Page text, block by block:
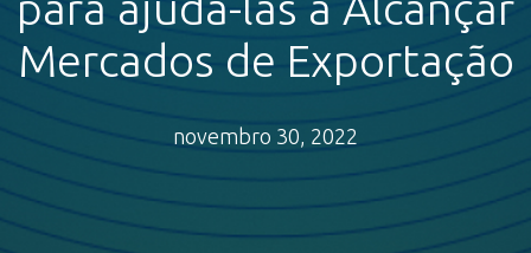
Mercados de Exportação
novembro 30, 2022